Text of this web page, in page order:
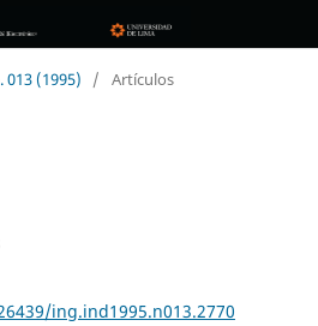
013 (1995) / Artículos
ing.ind1995.n013.2770